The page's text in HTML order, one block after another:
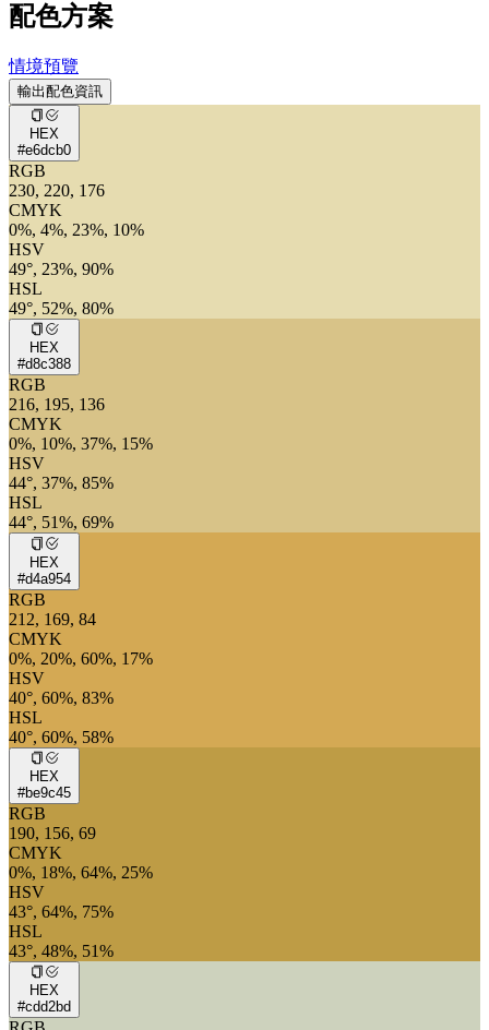
配色方案
情境預覽
輸出配色資訊
HEX
#e6dcb0
RGB
230, 220, 176
CMYK
0%, 4%, 23%, 10%
HSV
49°, 23%, 90%
HSL
49°, 52%, 80%
HEX
#d8c388
RGB
216, 195, 136
CMYK
0%, 10%, 37%, 15%
HSV
44°, 37%, 85%
HSL
44°, 51%, 69%
HEX
#d4a954
RGB
212, 169, 84
CMYK
0%, 20%, 60%, 17%
HSV
40°, 60%, 83%
HSL
40°, 60%, 58%
HEX
#be9c45
RGB
190, 156, 69
CMYK
0%, 18%, 64%, 25%
HSV
43°, 64%, 75%
HSL
43°, 48%, 51%
HEX
#cdd2bd